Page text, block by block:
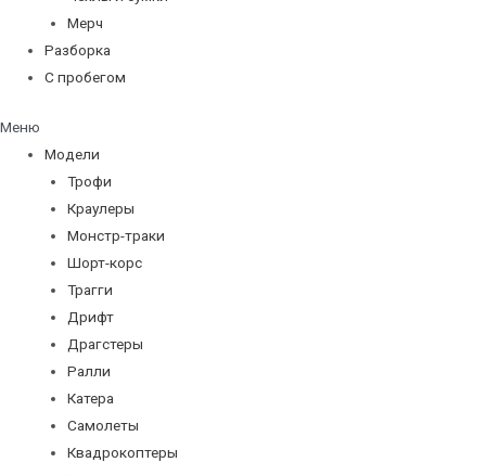
Мерч
Разборка
С пробегом
Меню
Модели
Трофи
Краулеры
Монстр-траки
Шорт-корс
Трагги
Дрифт
Драгстеры
Ралли
Катера
Самолеты
Квадрокоптеры